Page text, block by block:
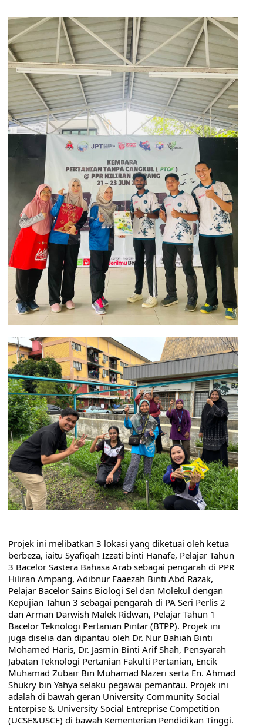
Projek ini melibatkan 3 lokasi yang diketuai oleh ketua
berbeza, iaitu Syafiqah Izzati binti Hanafe, Pelajar Tahun
3 Bacelor Sastera Bahasa Arab sebagai pengarah di PPR
Hiliran Ampang, Adibnur Faaezah Binti Abd Razak,
Pelajar Bacelor Sains Biologi Sel dan Molekul dengan
Kepujian Tahun 3 sebagai pengarah di PA Seri Perlis 2
dan Arman Darwish Malek Ridwan, Pelajar Tahun 1
Bacelor Teknologi Pertanian Pintar (BTPP). Projek ini
juga diselia dan dipantau oleh Dr. Nur Bahiah Binti
Mohamed Haris, Dr. Jasmin Binti Arif Shah, Pensyarah
Jabatan Teknologi Pertanian Fakulti Pertanian, Encik
Muhamad Zubair Bin Muhamad Nazeri serta En. Ahmad
Shukry bin Yahya selaku pegawai pemantau. Projek ini
adalah di bawah geran University Community Social
Enterpise & University Social Entreprise Competition
(UCSE&USCE) di bawah Kementerian Pendidikan Tinggi.